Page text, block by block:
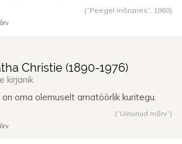
(“Peegel mõranes”, 1980)
Christie (1890-1976)
kirjanik
on oma olemuselt amatöörlik kuritegu.
(“Uinunud mõrv”)